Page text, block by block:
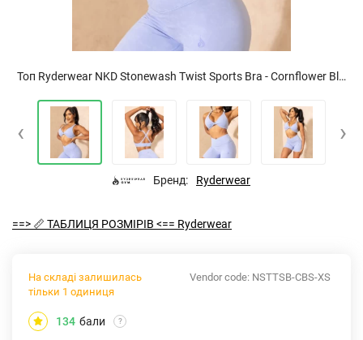
Топ Ryderwear NKD Stonewash Twist Sports Bra - Cornflower Blue Stonewash
‹ ›
Бренд: Ryderwear
==> 📏 ТАБЛИЦЯ РОЗМІРІВ <== Ryderwear
Vendor code: NSTTSB-CBS-XS
На складі залишилась
тільки 1 одиниця
134 бали ?